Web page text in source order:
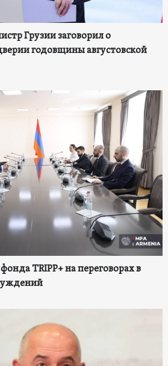
Грузии заговорил о
годовщины августовской
TRIPP+ на переговорах в